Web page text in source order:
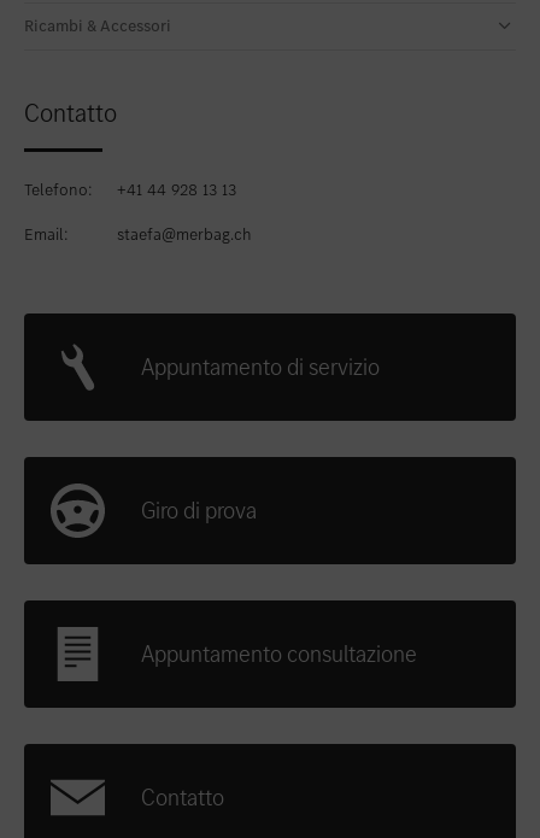
Ricambi & Accessori
Contatto
Telefono:
+41 44 928 13 13
Email:
staefa@merbag.ch
Appuntamento di servizio
Giro di prova
Appuntamento consultazione
Contatto